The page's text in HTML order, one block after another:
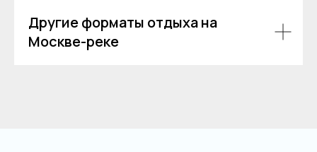
Другие форматы отдыха на
Москве-реке